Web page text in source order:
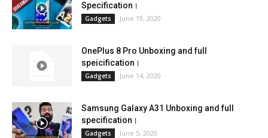
Specification।
Gadgets June 19, 2020
OnePlus 8 Pro Unboxing and full
speicification।
Gadgets June 14, 2020
Samsung Galaxy A31 Unboxing and full
specification।
Gadgets June 5, 2020